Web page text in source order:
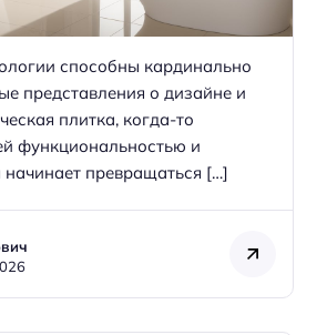
способны кардинально
представления о дизайне и
плитка, когда-то
функциональностью и
начинает превращаться […]